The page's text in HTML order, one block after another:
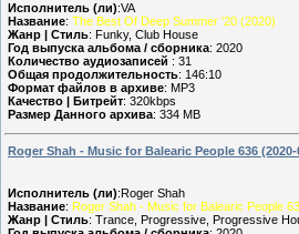
Исполнитель (ли):VA
Название: The Best Of Deep Summer '20 (2020)
Жанр | Стиль: Funky, Club House
Год выпуска альбома / сборника: 2020
Количество аудиозаписей : 31
Общая продолжительность: 146:10
Формат файлов в архиве: MP3
Качество | Битрейт: 320kbps
Размер Данного архива: 334 MB
Roger Shah - Music for Balearic People 636 (2020-
Исполнитель (ли):Roger Shah
Название: Roger Shah - Music for Balearic People
Жанр | Стиль: Trance, Progressive, Progressive